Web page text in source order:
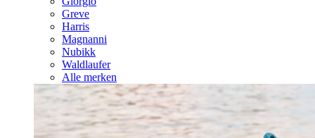
Greve
Harris
Magnanni
Nubikk
Waldlaufer
Alle merken